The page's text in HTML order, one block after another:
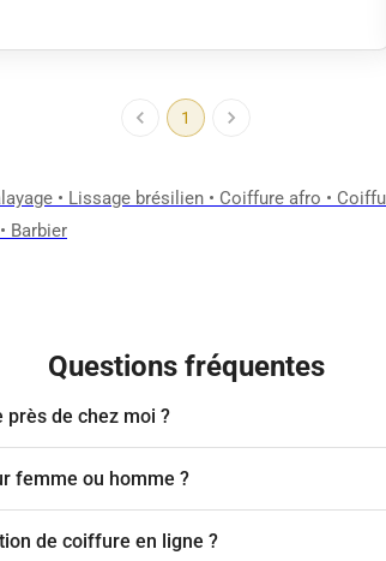
1
• Lissage brésilien • Coiffure afro •
• Barbier
Questions fréquentes
de chez moi ?
femme ou homme ?
de coiffure en ligne ?